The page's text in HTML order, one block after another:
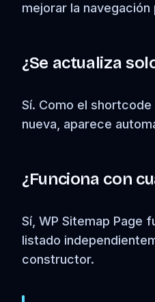
mejorar la navegación
¿Se actualiza
Sí. Como el
nueva, aparece
¿Funciona con
Sí, WP Sitemap Page
listado
constructor.